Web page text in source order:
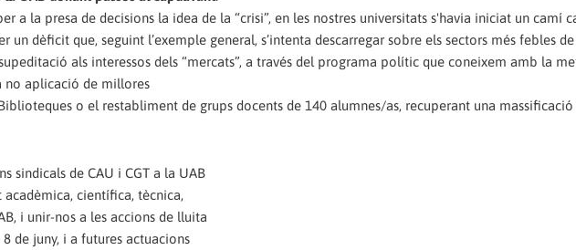
a la presa de decisions la idea de la “crisi”, en les nostres universitats s'havia iniciat un camí
un dèficit que, seguint l’exemple general, s’intenta descarregar sobre els sectors més febles
als interessos dels “mercats”, a través del programa polític que coneixem amb la
no aplicació de millores
o el restabliment de grups docents de 140 alumnes/as, recuperant una massificació
sindicals de CAU i CGT a la UAB
científica, tècnica,
i unir-nos a les accions de lluita
de juny, i a futures actuacions